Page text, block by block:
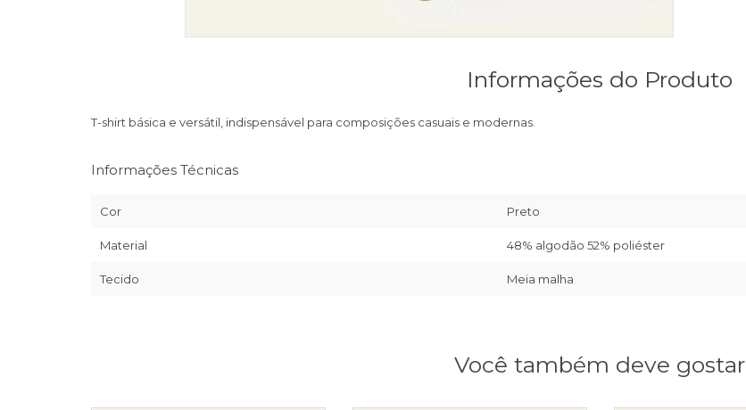
Informações do Produto
T-shirt básica e versátil, indispensável para composições casuais e modernas.
Informações Técnicas
Cor Preto
Material 48% algodão 52% poliéster
Tecido Meia malha
Você também deve gostar